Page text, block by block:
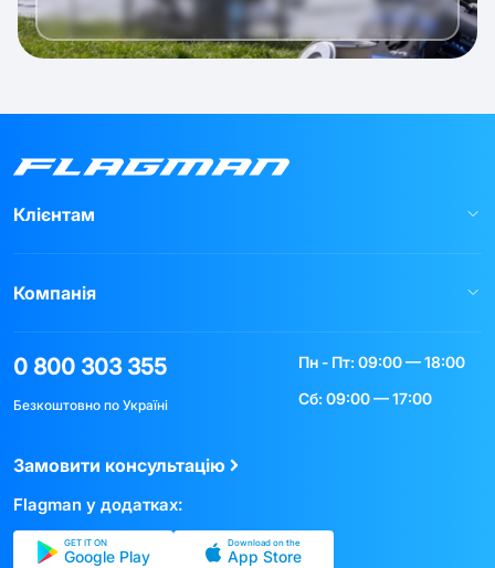
Клієнтам
Компанія
0 800 303 355
Безкоштовно по Україні
Пн - Пт: 09:00 — 18:00
Сб: 09:00 — 17:00
Замовити консультацію
Flagman у додатках:
GET IT ON
Google Play
Download on the
App Store